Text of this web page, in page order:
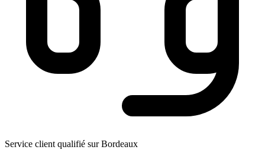
Service client qualifié sur Bordeaux